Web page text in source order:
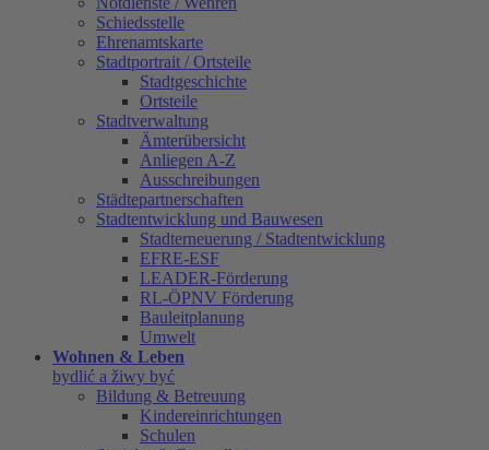
Schiedsstelle
Ehrenamtskarte
Stadtportrait / Ortsteile
Stadtgeschichte
Ortsteile
Stadtverwaltung
Ämterübersicht
Anliegen A-Z
Ausschreibungen
Städtepartnerschaften
Stadtentwicklung und Bauwesen
Stadterneuerung / Stadtentwicklung
EFRE-ESF
LEADER-Förderung
RL-ÖPNV Förderung
Bauleitplanung
Umwelt
Wohnen & Leben
bydlić a žiwy być
Bildung & Betreuung
Kindereinrichtungen
Schulen